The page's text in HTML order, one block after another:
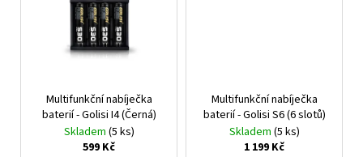
Multifunkční nabíječka
baterií - Golisi I4 (Černá)
Skladem (5 ks)
599 Kč
Multifunkční nabíječka
baterií - Golisi S6 (6 slotů)
Skladem (5 ks)
1 199 Kč
Původně: